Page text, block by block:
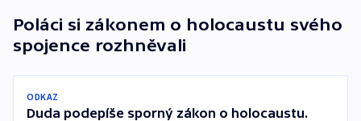
Poláci si zákonem o holocaustu svého
spojence rozhněvali
ODKAZ
Duda podepíše sporný zákon o holocaustu.